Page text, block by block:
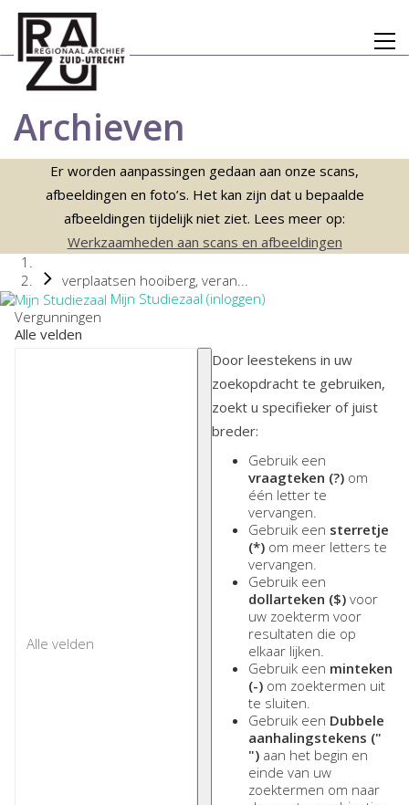
Archieven
Er worden aanpassingen gedaan aan onze scans,
afbeeldingen en foto’s. Het kan zijn dat u bepaalde
afbeeldingen tijdelijk niet ziet. Lees meer op:
Werkzaamheden aan scans en afbeeldingen
verplaatsen hooiberg, veran...
Mijn Studiezaal (inloggen)
Vergunningen
Alle velden
Door leestekens in uw
zoekopdracht te gebruiken,
zoekt u specifieker of juist
breder:
Gebruik een
vraagteken (?) om
één letter te
vervangen.
Gebruik een sterretje
(*) om meer letters te
vervangen.
Gebruik een
dollarteken ($) voor
uw zoekterm voor
resultaten die op
elkaar lijken.
Gebruik een minteken
(-) om zoektermen uit
te sluiten.
Gebruik een Dubbele
aanhalingstekens ("
") aan het begin en
einde van uw
zoektermen om naar